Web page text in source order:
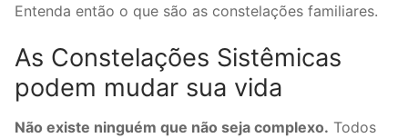
Entenda então o que são as constelações familiares.
As Constelações Sistêmicas
podem mudar sua vida
Não existe ninguém que não seja complexo. Todos